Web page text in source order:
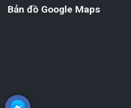
Bản đồ Google Maps